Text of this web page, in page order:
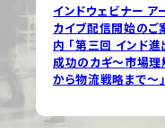
インドウェビナー ア
カイブ配信開始のご
内 「第三回 インド進
成功のカギ～市場理
から物流戦略まで～」